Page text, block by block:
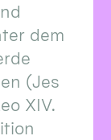
dem
(Jes
XIV.